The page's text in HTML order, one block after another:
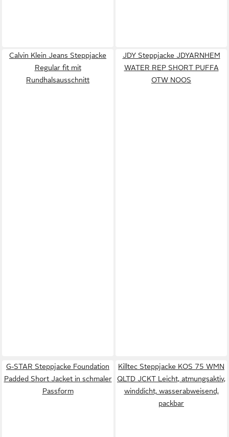
Calvin Klein Jeans Steppjacke
Regular fit mit
Rundhalsausschnitt
JDY Steppjacke JDYARNHEM
WATER REP SHORT PUFFA
OTW NOOS
G-STAR Steppjacke Foundation
Padded Short Jacket in schmaler
Passform
Killtec Steppjacke KOS 75 WMN
QLTD JCKT Leicht, atmungsaktiv,
winddicht, wasserabweisend,
packbar